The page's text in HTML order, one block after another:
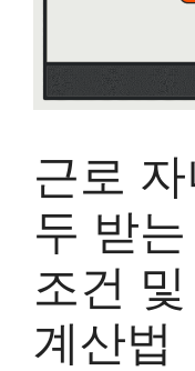
근로
두 받
조건
계산법